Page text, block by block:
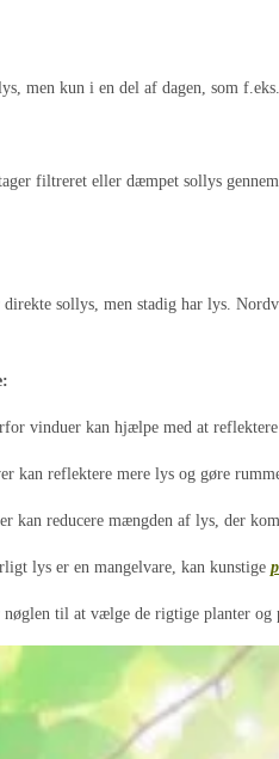
men kun i en del af dagen, som
filtreret eller dæmpet sollys
sollys, men stadig har lys.
vinduer kan hjælpe med at
kan reflektere mere lys og gøre
kan reducere mængden af lys, der
lys er en mangelvare, kan kunstige
til at vælge de rigtige planter